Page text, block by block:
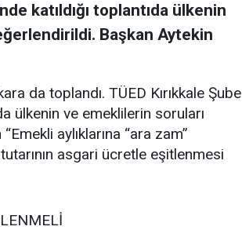
katıldığı toplantıda ülkenin
Başkan Aytekin
da toplandı. TÜED Kırıkkale Şube
ülkenin ve emeklilerin soruları
aylıklarına “ara zam”
asgari ücretle eşitlenmesi